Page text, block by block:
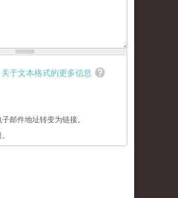
关于文本格式的更多信息
邮件地址转变为链接。